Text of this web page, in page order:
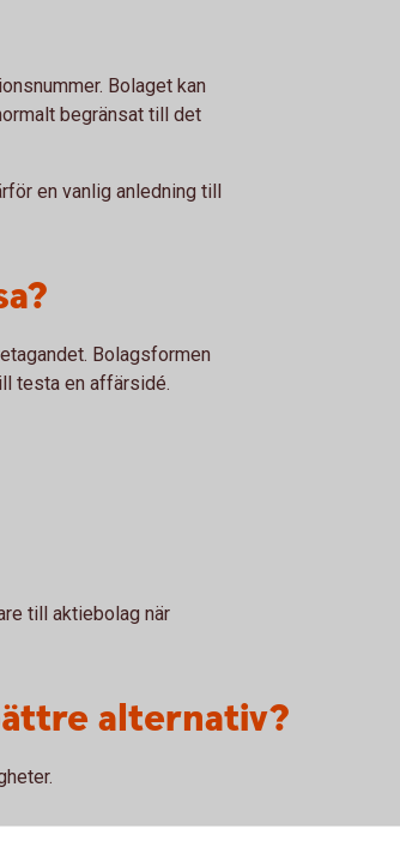
Bolaget kan
begränsat till det
en vanlig anledning till
Bolagsformen
testa en affärsidé.
till aktiebolag när
alternativ?